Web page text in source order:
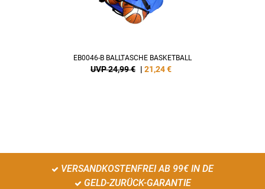
EB0046-B BALLTASCHE BASKETBALL
UVP 24,99 € | 21,24€
VERSANDKOSTENFREI AB 99€ IN DE
GELD-ZURÜCK-GARANTIE